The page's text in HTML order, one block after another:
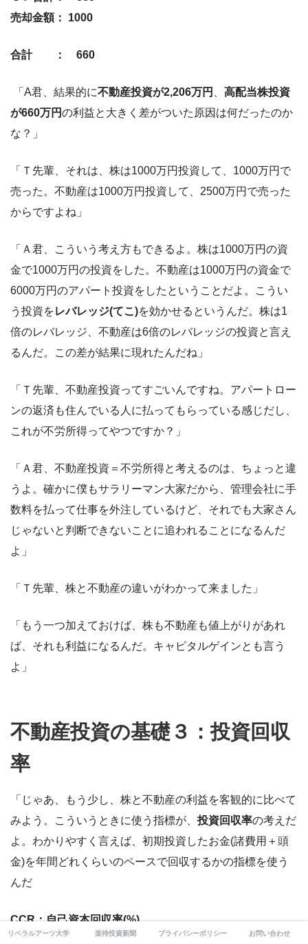
売却金額： 1000
合計 ： 660
「A君、結果的に不動産投資が2,206万円
高配当株投資
が660万円の利益と大きく差がついた原因は何だったのか
な？」
「Ｔ先輩、それは、株は1000万円投資して、1000万円で
売った。不動産は1000万円投資して、2500万円で売った
からですよね」
「Ａ君、こういう考え方もできるよ。株は1000万円の資
金で1000万円の投資をした。不動産は1000万円の資金で
6000万円のアパート投資をしたということだよ。こうい
う投資をレバレッジ(てこ)を効かせるというんだ。株は1
倍のレバレッジ、不動産は6倍のレバレッジの投資と言え
るんだ。この差が結果に現れたんだね」
「Ｔ先輩、不動産投資ってすごいんですね。アパートロー
ンの返済も住んでいる人に払ってもらっている感じだし、
これが不労所得ってやつですか？」
「Ａ君、不動産投資＝不労所得と考えるのは、ちょっと違
うよ。確かに僕もサラリーマン大家だから、管理会社に手
数料を払って仕事を外注しているけど、それでも大家さん
じゃないと判断できないことに追われることになるんだ
よ」
「Ｔ先輩、株と不動産の違いがわかって来ました」
「もう一つ加えておけば、株も不動産も値上がりがあれ
ば、それも利益になるんだ。キャピタルゲインとも言う
よ」
不動産投資の基礎３：投資回収
率
「じゃあ、もう少し、株と不動産の利益を客観的に比べて
みよう。こういうときに使う指標が、 投資回収率の考えだ
よ。わかりやすく言えば、初期投資したお金(諸費用＋頭
金)を年間どれくらいのペースで回収するかの指標を使う
んだ
CCR：自己資本回収率(%)
リベラルアーツ大学 楽待投資新聞 プライバシーポリシー お問い合わせ